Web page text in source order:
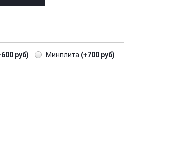
руб) Минплита (+700 руб)